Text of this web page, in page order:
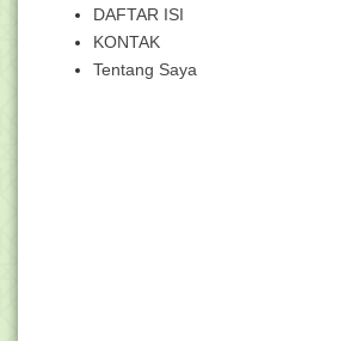
DAFTAR ISI
KONTAK
Tentang Saya